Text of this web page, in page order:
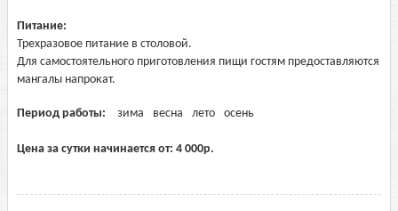
Питание:
Трехразовое питание в столовой.
Для самостоятельного приготовления пищи гостям предоставляются
мангалы напрокат.
Период работы: зима весна лето осень
Цена за сутки начинается от: 4 000р.